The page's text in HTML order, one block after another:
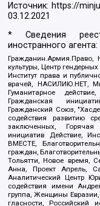
Источник: https://
03.12.2021
* Сведения
иностранного агента:
Гражданин.Армия.Право,
культуры, Центр
Институт права и
врачей, НАСИЛИЮ.НЕТ,
Гуманитарное
Гражданская
Гражданский Союз,
содействия развитию
заключенных,
инициатив Действие,
ВМЕСТЕ,
граждан,
Тольятти, Новое время,
Анна, Проект Апрель,
Аналитический Центр
содействия имени
группа, Женщины
гласности, Российский